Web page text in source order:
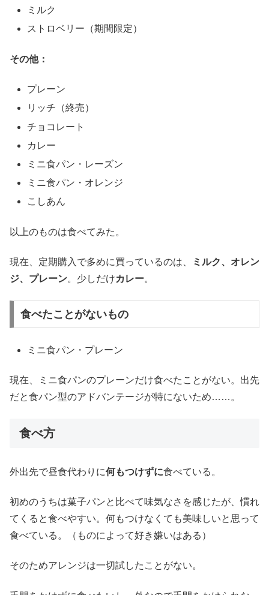
ミルク
ストロベリー（期間限定）
その他：
プレーン
リッチ（終売）
チョコレート
カレー
ミニ食パン・レーズン
ミニ食パン・オレンジ
こしあん
以上のものは食べてみた。
現在、定期購入で多めに買っているのは、
ミルク、オレン
ジ、プレーン。少しだけカレー。
食べたことがないもの
ミニ食パン・プレーン
現在、ミニ食パンのプレーンだけ食べたことがない。出先
だと食パン型のアドバンテージが特にないため……。
食べ方
外出先で昼食代わりに何もつけずに食べている。
初めのうちは菓子パンと比べて味気なさを感じたが、慣れ
てくると食べやすい。何もつけなくても美味しいと思って
食べている。（ものによって好き嫌いはある）
そのためアレンジは一切試したことがない。